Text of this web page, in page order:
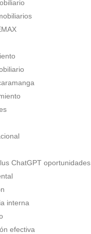
ChatGPT oportunidades
interna
efectiva